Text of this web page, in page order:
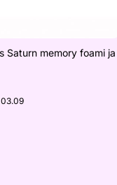
Saturn memory foami ja